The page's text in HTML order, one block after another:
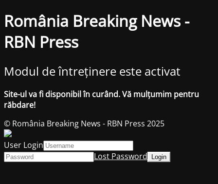
România Breaking News -
RBN Press
Modul de întreținere este activat
Site-ul va fi disponibil în curând. Vă mulțumim pentru
răbdare!
© România Breaking News - RBN Press 2025
User Login
Lost Password